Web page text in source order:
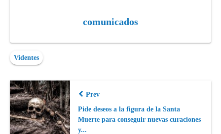
comunicados
Videntes
Prev
Pide deseos a la figura de la Santa
Muerte para conseguir nuevas curaciones
y...